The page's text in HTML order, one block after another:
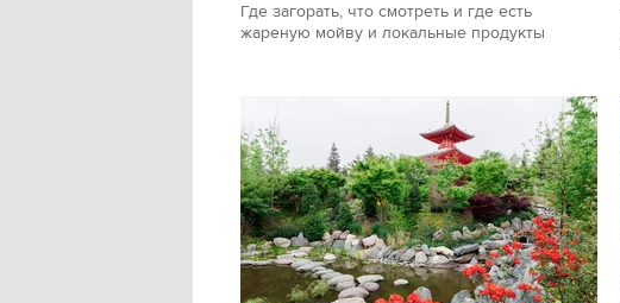
Где загорать, что смотреть и где есть
жареную мойву и локальные продукты